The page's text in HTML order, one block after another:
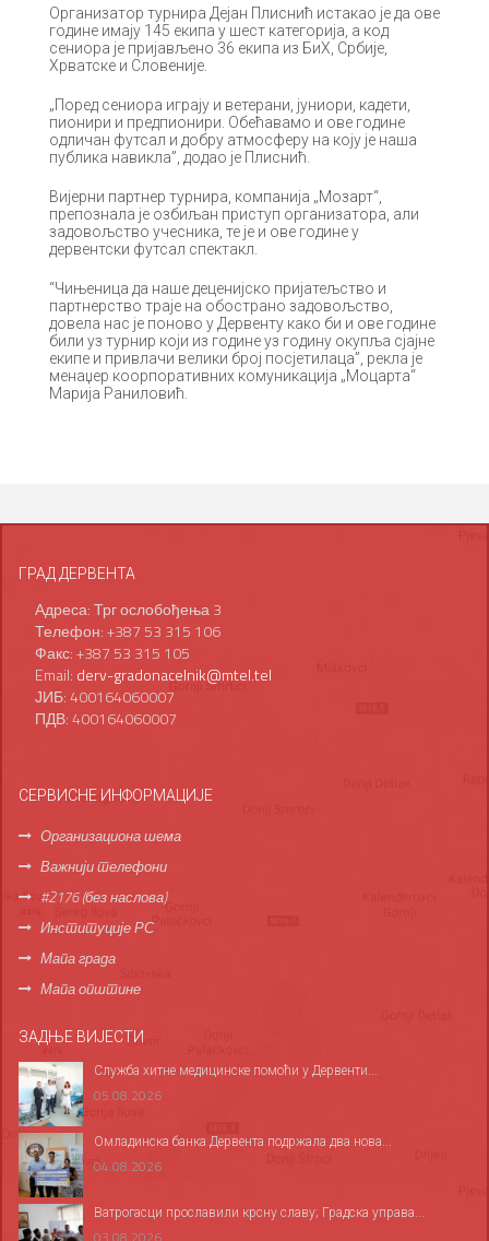
Организатор турнира Дејан Плиснић истакао је да ове
године имају 145 екипа у шест категорија, а код
сениора је пријављено 36 екипа из БиХ, Србије,
Хрватске и Словеније.
„Поред сениора играју и ветерани, јуниори, кадети,
пионири и предпионири. Обећавамо и ове године
одличан футсал и добру атмосферу на коју је наша
публика навикла”, додао је Плиснић.
Вијерни партнер турнира, компанија „Мозарт“,
препознала је озбиљан приступ организатора, али
задовољство учесника, те је и ове године у
дервентски футсал спектакл.
“Чињеница да наше деценијско пријатељство и
партнерство траје на обострано задовољство,
довела нас је поново у Дервенту како би и ове године
били уз турнир који из године уз годину окупља сјајне
екипе и привлачи велики број посјетилаца”, рекла је
менаџер коорпоративних комуникација „Моцарта“
Марија Раниловић.
ГРАД ДЕРВЕНТА
Адреса: Трг ослобођења 3
Телефон: +387 53 315 106
Факс: +387 53 315 105
Email: derv-gradonacelnik@mtel.tel
ЈИБ: 400164060007
ПДВ: 400164060007
СЕРВИСНЕ ИНФОРМАЦИЈЕ
Организациона шема
Важнији телефони
#2176 (без наслова)
Институције РС
Мапа града
Мапа општине
ЗАДЊЕ ВИЈЕСТИ
Служба хитне медицинске помоћи у Дервенти...
05.08.2026
Омладинска банка Дервента подржала два нова...
04.08.2026
Ватрогасци прославили крсну славу; Градска управа...
03.08.2026